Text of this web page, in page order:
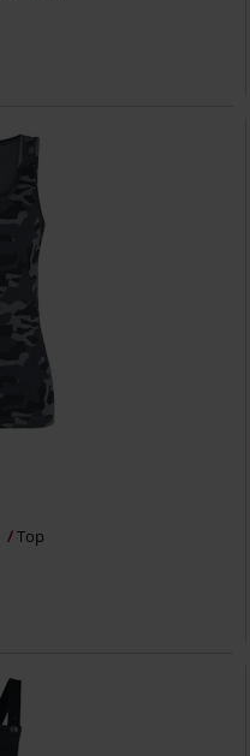
Top